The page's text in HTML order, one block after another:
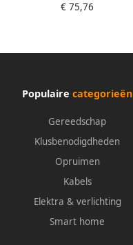
€ 75,76
Populaire categorieën
Gereedschap
Klusbenodigdheden
Opruimen
Kabels
Elektra & verlichting
Smart home